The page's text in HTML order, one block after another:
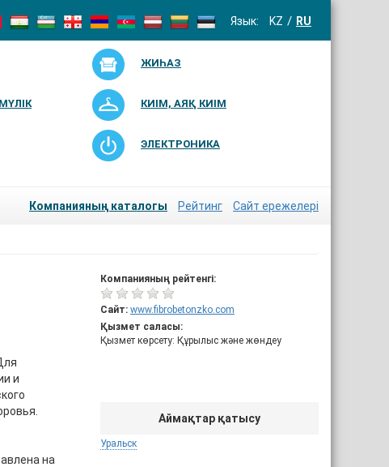
Язык: KZ RU
ЖИҺАЗ
КИІМ, АЯҚ КИІМ
ЭЛЕКТРОНИКА
Компанияның каталогы Рейтинг Сайт ережелері
Компанияның рейтенгі:
Сайт: www.fibrobetonzko.com
Қызмет саласы:
Қызмет көрсету: Құрылыс және жөндеу
Аймақтар қатысу
Уральск
и
на